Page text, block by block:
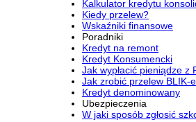
Kalkulator kredytu
Kiedy przelew?
Wskaźniki finansowe
Poradniki
Kredyt na remont
Kredyt Konsumencki
Jak wypłacić pieniądze z
Jak zrobić przelew BLIK-
Kredyt denominowany
Ubezpieczenia
W jaki sposób zgłosić